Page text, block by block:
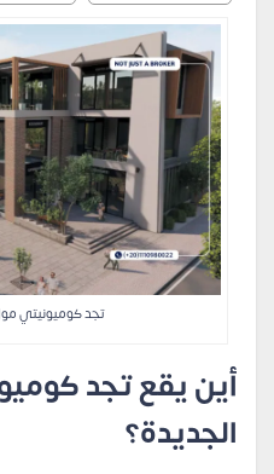
تجد كوميونيتي
أين يقع تجد
الجديدة؟